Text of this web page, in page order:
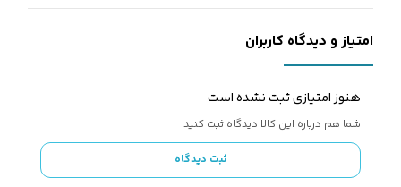
امتیاز و دیدگاه کاربران
هنوز امتیازی ثبت نشده است
شما هم درباره این کالا دیدگاه ثبت کنید
ثبت دیدگاه